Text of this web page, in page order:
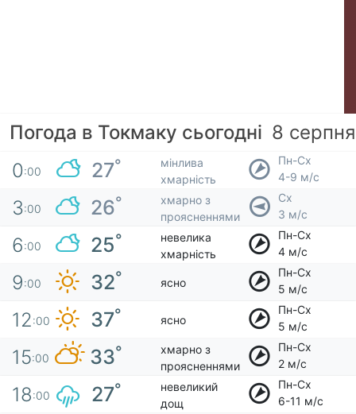
Погода в Токмаку сьогодні 8 серпня
0:00 27°
мінлива
хмарність
Пн-Сх
4-9 м/с
3:00 26°
хмарно з
проясненнями
Сх
3 м/с
6:00 25°
невелика
хмарність
Пн-Сх
4 м/с
9:00 32° ясно
Пн-Сх
5 м/с
12:00 37° ясно
Пн-Сх
5 м/с
15:00 33°
хмарно з
проясненнями
Пн-Сх
2 м/с
18:00 27°
невеликий
дощ
Пн-Сх
6-11 м/с